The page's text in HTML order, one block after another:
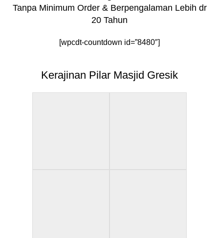
Tanpa Minimum Order & Berpengalaman Lebih dr
20 Tahun
[wpcdt-countdown id=”8480″]
Kerajinan Pilar Masjid Gresik